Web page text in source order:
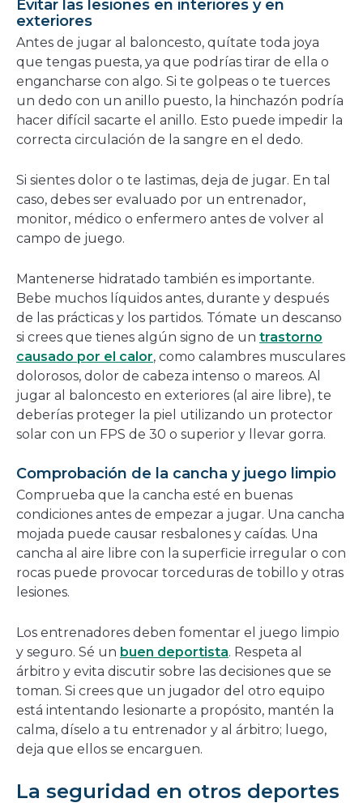
Evitar las lesiones en interiores y en
exteriores
Antes de jugar al baloncesto, quítate toda joya
que tengas puesta, ya que podrías tirar de ella o
engancharse con algo. Si te golpeas o te tuerces
un dedo con un anillo puesto, la hinchazón podría
hacer difícil sacarte el anillo. Esto puede impedir la
correcta circulación de la sangre en el dedo.
Si sientes dolor o te lastimas, deja de jugar. En tal
caso, debes ser evaluado por un entrenador,
monitor, médico o enfermero antes de volver al
campo de juego.
Mantenerse hidratado también es importante.
Bebe muchos líquidos antes, durante y después
de las prácticas y los partidos. Tómate un descanso
si crees que tienes algún signo de un trastorno
causado por el calor, como calambres musculares
dolorosos, dolor de cabeza intenso o mareos. Al
jugar al baloncesto en exteriores (al aire libre), te
deberías proteger la piel utilizando un protector
solar con un FPS de 30 o superior y llevar gorra.
Comprobación de la cancha y juego limpio
Comprueba que la cancha esté en buenas
condiciones antes de empezar a jugar. Una cancha
mojada puede causar resbalones y caídas. Una
cancha al aire libre con la superficie irregular o con
rocas puede provocar torceduras de tobillo y otras
lesiones.
Los entrenadores deben fomentar el juego limpio
y seguro. Sé un buen deportista. Respeta al
árbitro y evita discutir sobre las decisiones que se
toman. Si crees que un jugador del otro equipo
está intentando lesionarte a propósito, mantén la
calma, díselo a tu entrenador y al árbitro; luego,
deja que ellos se encarguen.
La seguridad en otros deportes